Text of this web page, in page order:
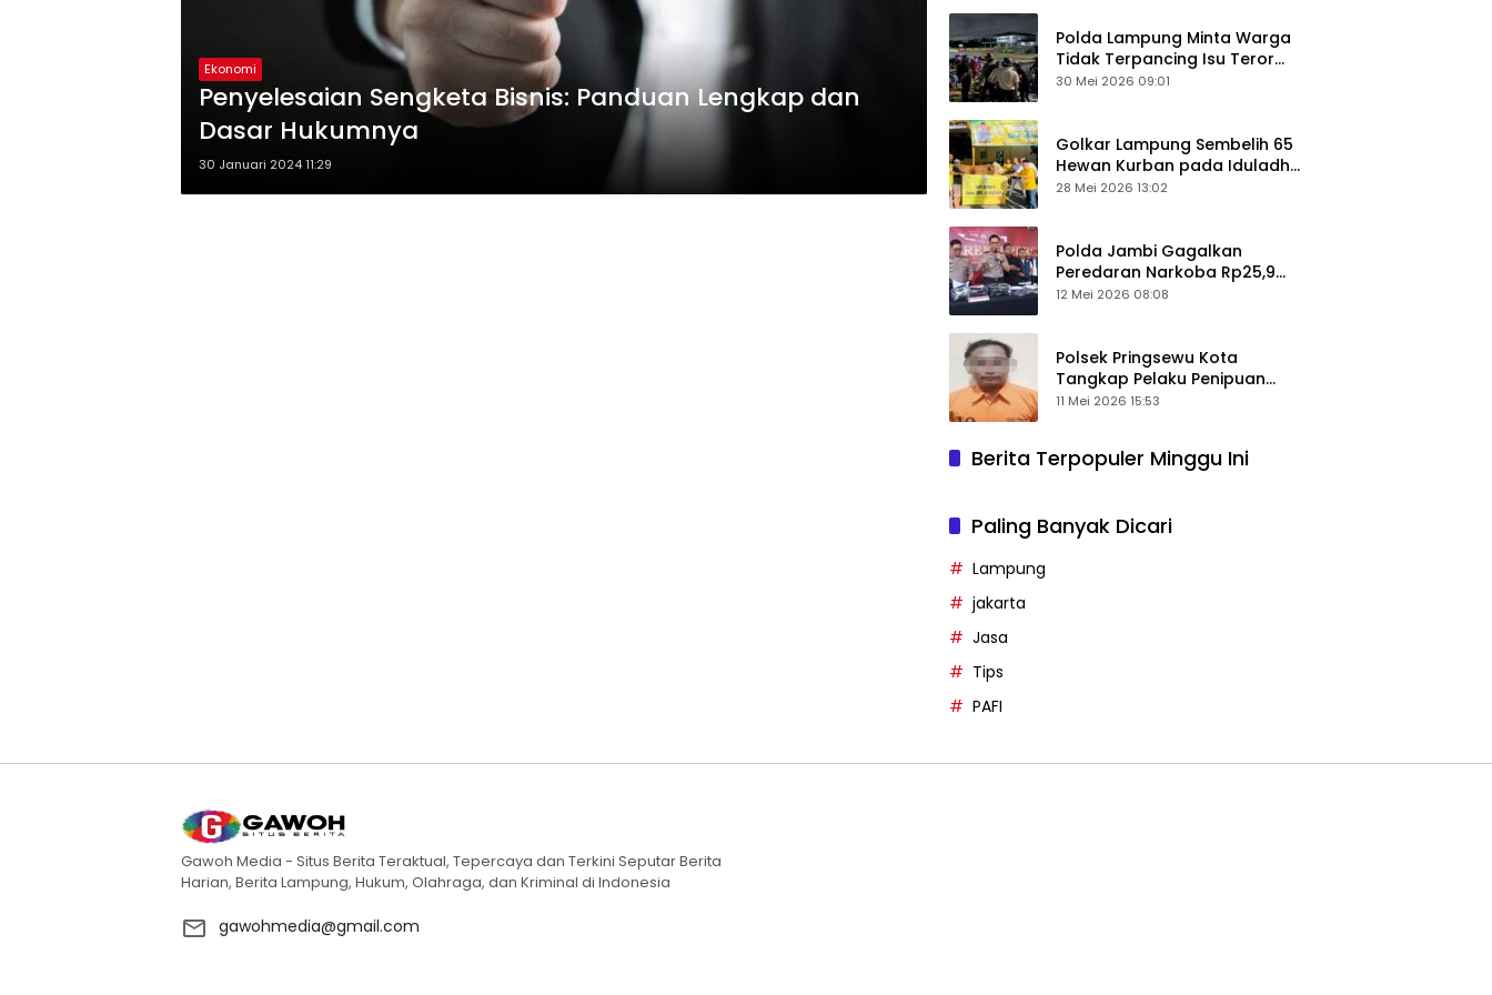
Ekonomi
Penyelesaian Sengketa Bisnis: Panduan Lengkap dan
Dasar Hukumnya
30 Januari 2024 11:29
Polda Lampung Minta Warga
Tidak Terpancing Isu Teror
Pocong Palsu, Patroli
30 Mei 2026 09:01
Golkar Lampung Sembelih 65
Hewan Kurban pada Iduladha
1447 Hijriah
28 Mei 2026 13:02
Polda Jambi Gagalkan
Peredaran Narkoba Rp25,9
Miliar, Empat Tersangka
12 Mei 2026 08:08
Polsek Pringsewu Kota
Tangkap Pelaku Penipuan
Mobil, Sempat Kabur ke Jambi
11 Mei 2026 15:53
Berita Terpopuler Minggu Ini
Paling Banyak Dicari
Lampung
jakarta
Jasa
Tips
PAFI
Gawoh Media - Situs Berita Teraktual, Tepercaya dan Terkini Seputar Berita
Harian, Berita Lampung, Hukum, Olahraga, dan Kriminal di Indonesia
gawohmedia@gmail.com